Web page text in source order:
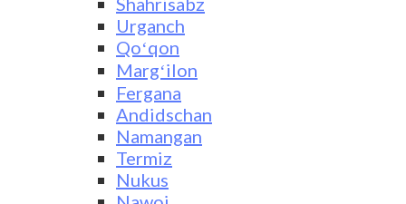
Urganch
Qoʻqon
Margʻilon
Fergana
Andidschan
Namangan
Termiz
Nukus